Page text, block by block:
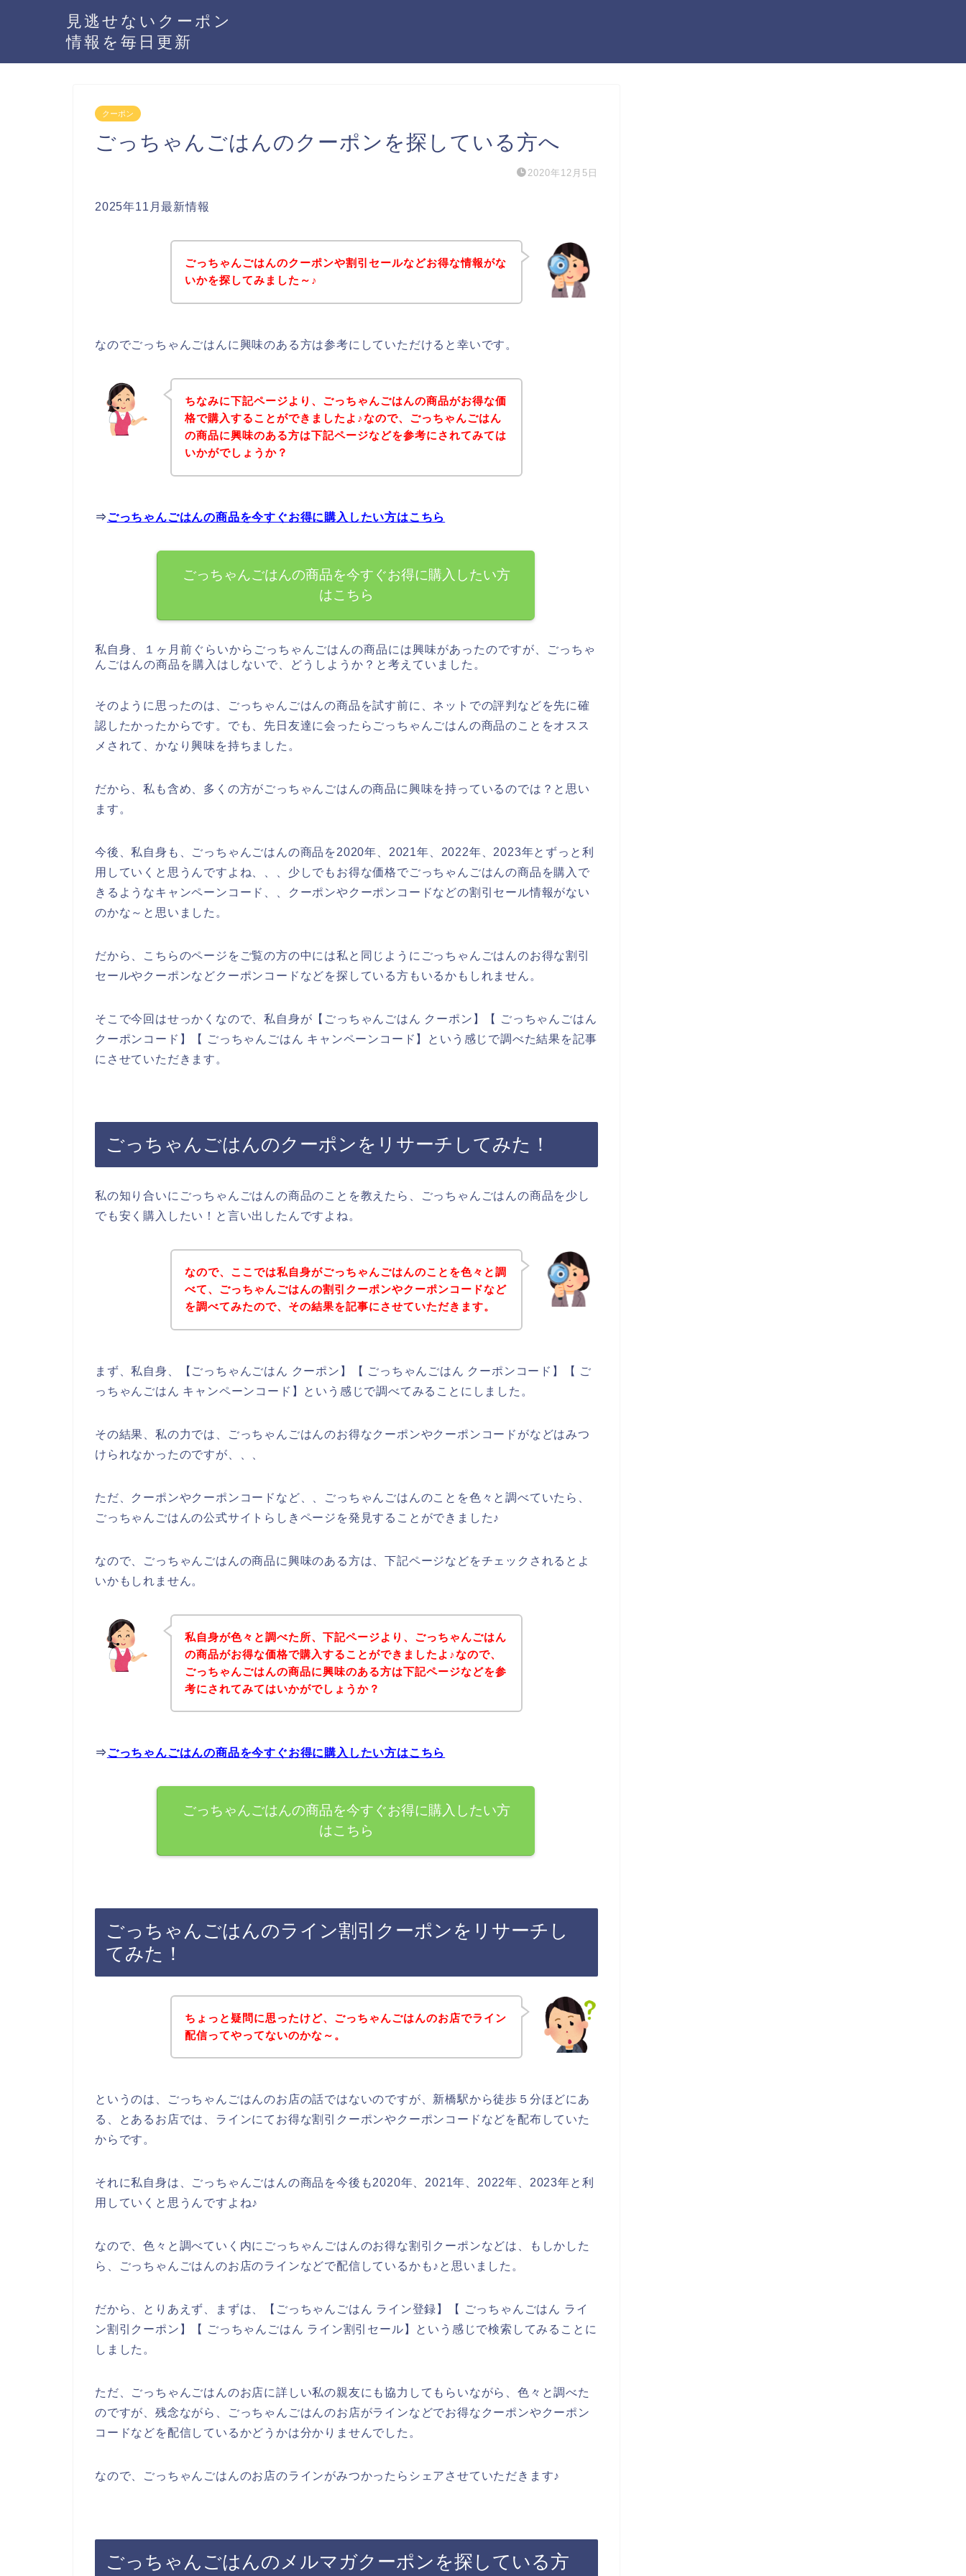
見逃せないクーポン
情報を毎日更新
クーポン
ごっちゃんごはんのクーポンを探している方へ
2020年12月5日
2025年11月最新情報
ごっちゃんごはんのクーポンや割引セールなどお得な情報がな
いかを探してみました～♪
なのでごっちゃんごはんに興味のある方は参考にしていただけると幸いです。
ちなみに下記ページより、ごっちゃんごはんの商品がお得な価
格で購入することができましたよ♪なので、ごっちゃんごはん
の商品に興味のある方は下記ページなどを参考にされてみては
いかがでしょうか？
⇒ごっちゃんごはんの商品を今すぐお得に購入したい方はこちら
ごっちゃんごはんの商品を今すぐお得に購入したい方
はこちら
私自身、１ヶ月前ぐらいからごっちゃんごはんの商品には興味があったのですが、ごっちゃ
んごはんの商品を購入はしないで、どうしようか？と考えていました。
そのように思ったのは、ごっちゃんごはんの商品を試す前に、ネットでの評判などを先に確
認したかったからです。でも、先日友達に会ったらごっちゃんごはんの商品のことをオスス
メされて、かなり興味を持ちました。
だから、私も含め、多くの方がごっちゃんごはんの商品に興味を持っているのでは？と思い
ます。
今後、私自身も、ごっちゃんごはんの商品を2020年、2021年、2022年、2023年とずっと利
用していくと思うんですよね、、、少しでもお得な価格でごっちゃんごはんの商品を購入で
きるようなキャンペーンコード、、クーポンやクーポンコードなどの割引セール情報がない
のかな～と思いました。
だから、こちらのページをご覧の方の中には私と同じようにごっちゃんごはんのお得な割引
セールやクーポンなどクーポンコードなどを探している方もいるかもしれません。
そこで今回はせっかくなので、私自身が【ごっちゃんごはん クーポン】【 ごっちゃんごはん
クーポンコード】【 ごっちゃんごはん キャンペーンコード】という感じで調べた結果を記事
にさせていただきます。
ごっちゃんごはんのクーポンをリサーチしてみた！
私の知り合いにごっちゃんごはんの商品のことを教えたら、ごっちゃんごはんの商品を少し
でも安く購入したい！と言い出したんですよね。
なので、ここでは私自身がごっちゃんごはんのことを色々と調
べて、ごっちゃんごはんの割引クーポンやクーポンコードなど
を調べてみたので、その結果を記事にさせていただきます。
まず、私自身、【ごっちゃんごはん クーポン】【 ごっちゃんごはん クーポンコード】【 ご
っちゃんごはん キャンペーンコード】という感じで調べてみることにしました。
その結果、私の力では、ごっちゃんごはんのお得なクーポンやクーポンコードがなどはみつ
けられなかったのですが、、、
ただ、クーポンやクーポンコードなど、、ごっちゃんごはんのことを色々と調べていたら、
ごっちゃんごはんの公式サイトらしきページを発見することができました♪
なので、ごっちゃんごはんの商品に興味のある方は、下記ページなどをチェックされるとよ
いかもしれません。
私自身が色々と調べた所、下記ページより、ごっちゃんごはん
の商品がお得な価格で購入することができましたよ♪なので、
ごっちゃんごはんの商品に興味のある方は下記ページなどを参
考にされてみてはいかがでしょうか？
⇒ごっちゃんごはんの商品を今すぐお得に購入したい方はこちら
ごっちゃんごはんの商品を今すぐお得に購入したい方
はこちら
ごっちゃんごはんのライン割引クーポンをリサーチし
てみた！
ちょっと疑問に思ったけど、ごっちゃんごはんのお店でライン
配信ってやってないのかな～。
というのは、ごっちゃんごはんのお店の話ではないのですが、新橋駅から徒歩５分ほどにあ
る、とあるお店では、ラインにてお得な割引クーポンやクーポンコードなどを配布していた
からです。
それに私自身は、ごっちゃんごはんの商品を今後も2020年、2021年、2022年、2023年と利
用していくと思うんですよね♪
なので、色々と調べていく内にごっちゃんごはんのお得な割引クーポンなどは、もしかした
ら、ごっちゃんごはんのお店のラインなどで配信しているかも♪と思いました。
だから、とりあえず、まずは、【ごっちゃんごはん ライン登録】【 ごっちゃんごはん ライ
ン割引クーポン】【 ごっちゃんごはん ライン割引セール】という感じで検索してみることに
しました。
ただ、ごっちゃんごはんのお店に詳しい私の親友にも協力してもらいながら、色々と調べた
のですが、残念ながら、ごっちゃんごはんのお店がラインなどでお得なクーポンやクーポン
コードなどを配信しているかどうかは分かりませんでした。
なので、ごっちゃんごはんのお店のラインがみつかったらシェアさせていただきます♪
ごっちゃんごはんのメルマガクーポンを探している方